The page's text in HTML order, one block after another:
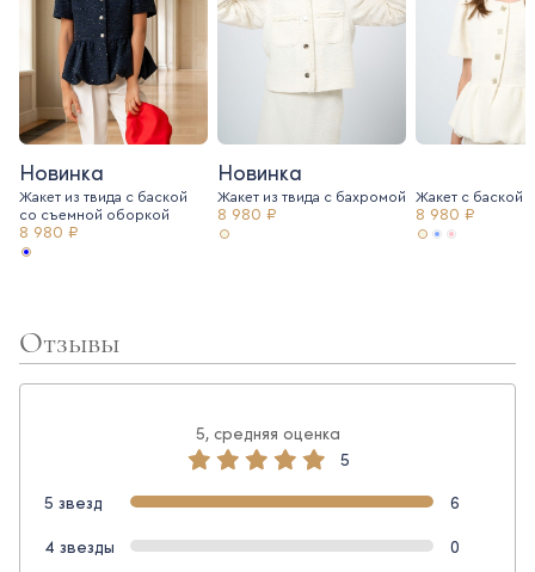
Новинка
Жакет из твида с баской
со съемной оборкой
8 980 ₽
Новинка
Жакет из твида c бахромой
8 980 ₽
Жакет с баской
8 980 ₽
Отзывы
5, средняя оценка
5
5 звезд
6
4 звезды
0